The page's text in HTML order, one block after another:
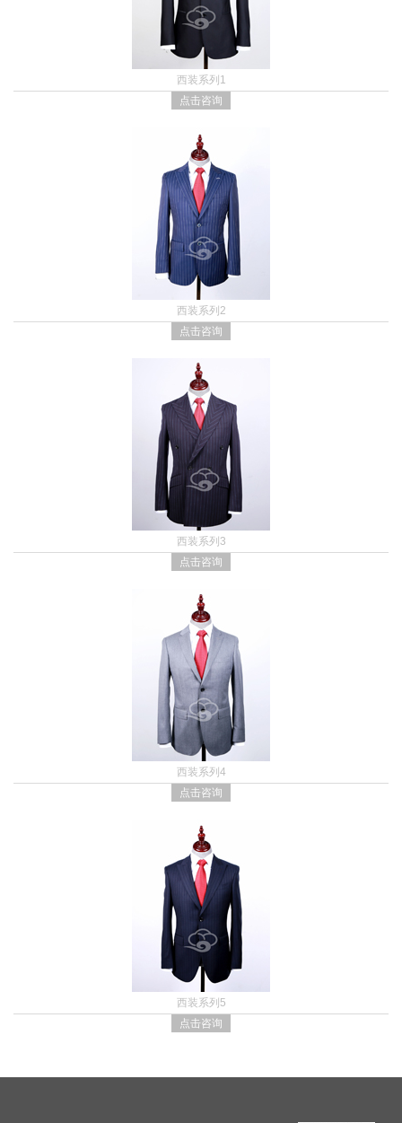
西装系列1
点击咨询
西装系列2
点击咨询
西装系列3
点击咨询
西装系列4
点击咨询
西装系列5
点击咨询